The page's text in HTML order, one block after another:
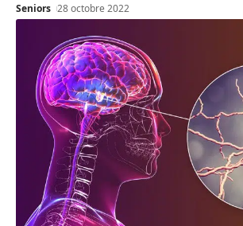
Seniors 28 octobre 2022